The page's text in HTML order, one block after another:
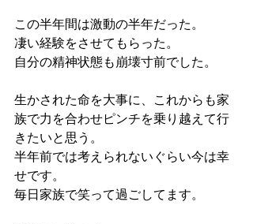
この半年間は激動の半年だった。
凄い経験をさせてもらった。
自分の精神状態も崩壊寸前でした。
生かされた命を大事に、これからも家
族で力を合わせピンチを乗り越えて行
きたいと思う。
半年前では考えられないぐらい今は幸
せです。
毎日家族で笑って過ごしてます。